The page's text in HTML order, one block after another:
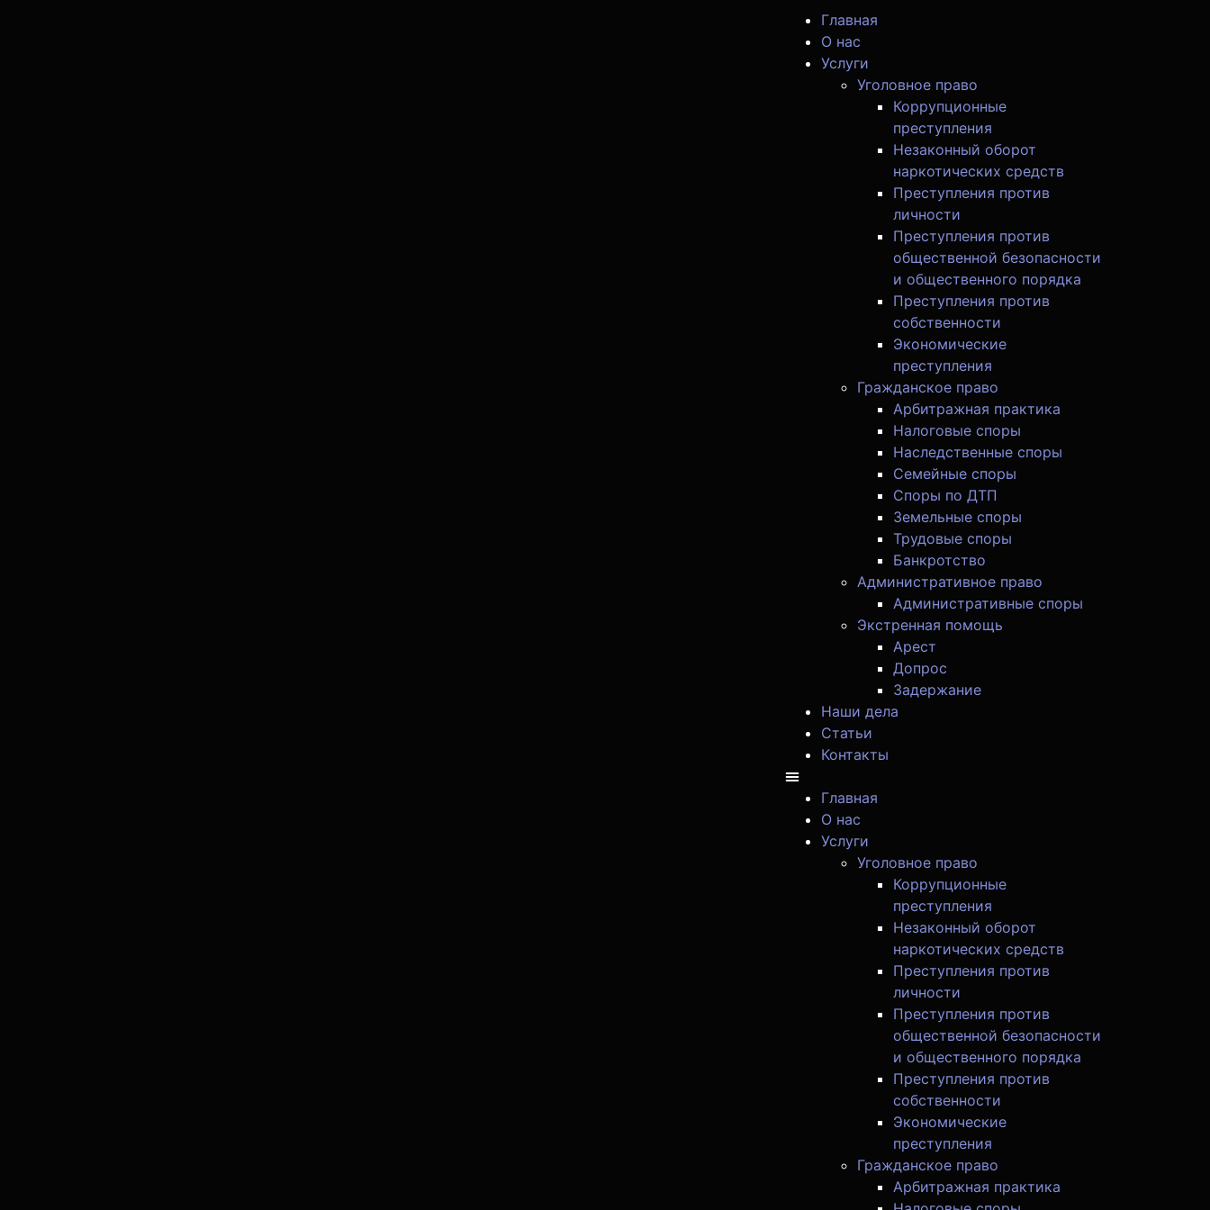
Главная
О нас
Услуги
Уголовное право
Коррупционные
преступления
Незаконный оборот
наркотических средств
Преступления против
личности
Преступления против
общественной безопасности
и общественного порядка
Преступления против
собственности
Экономические
преступления
Гражданское право
Арбитражная практика
Налоговые споры
Наследственные споры
Семейные споры
Споры по ДТП
Земельные споры
Трудовые споры
Банкротство
Административное право
Административные споры
Экстренная помощь
Арест
Допрос
Задержание
Наши дела
Статьи
Контакты
Главная
О нас
Услуги
Уголовное право
Коррупционные
преступления
Незаконный оборот
наркотических средств
Преступления против
личности
Преступления против
общественной безопасности
и общественного порядка
Преступления против
собственности
Экономические
преступления
Гражданское право
Арбитражная практика